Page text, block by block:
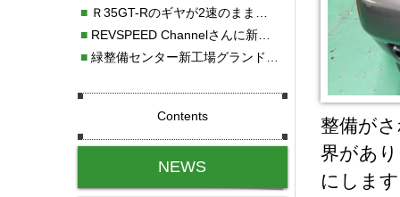
整備が
界があ
にしま
■Ｒ35GT-Rのギヤが2速のまま変速しない！！
■REVSPEED Channelさんに新社屋を紹介していただきました!!
■緑整備センター新工場グランドオープン・続報
Contents
NEWS